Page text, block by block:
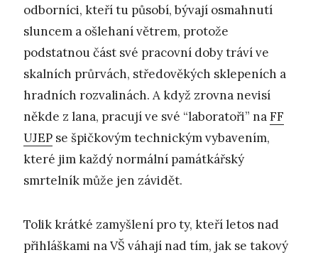
odborníci, kteří tu působí, bývají osmahnutí
sluncem a ošlehaní větrem, protože
podstatnou část své pracovní doby tráví ve
skalních průrvách, středověkých sklepeních a
hradních rozvalinách. A když zrovna nevisí
někde z lana, pracují ve své “laboratoři” naFF
UJEP se špičkovým technickým vybavením,
které jim každý normální památkářský
smrtelník může jen závidět.
Tolik krátké zamyšlení pro ty, kteří letos nad
přihláškami na VŠ váhají nad tím, jak se takový